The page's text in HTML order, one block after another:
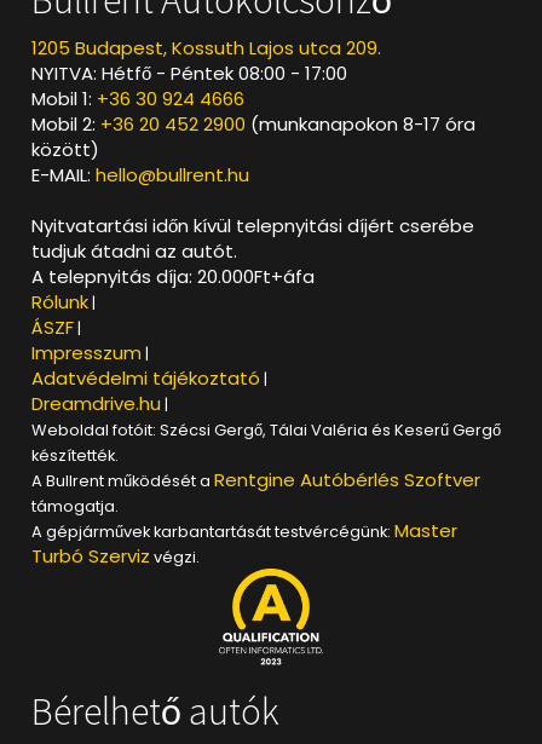
1205 Budapest, Kossuth Lajos utca 209.
NYITVA: Hétfő - Péntek 08:00 - 17:00
Mobil 1: +36 30 924 4666
Mobil 2: +36 20 452 2900 (munkanapokon 8-17 óra
között)
E-MAIL:hello@bullrent.hu
Nyitvatartási időn kívül telepnyitási díjért cserébe
tudjuk átadni az autót.
A telepnyitás díja: 20.000Ft+áfa
Rólunk|
ÁSZF|
Impresszum |
Adatvédelmi tájékoztató |
Dreamdrive.hu |
Weboldal fotóit: Szécsi Gergő, Tálai Valéria és Keserű Gergő
készítették.
A Bullrent működését aRentgine Autóbérlés Szoftver
támogatja.
A gépjárművek karbantartását testvércégünk:Master
Turbó Szerviz végzi.
Bérelhető autók